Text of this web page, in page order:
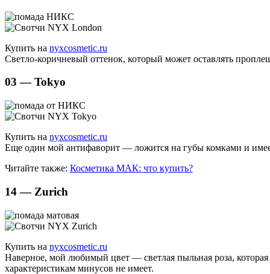
Купить на nyxcosmetic.ru
Светло-коричневый оттенок, который может оставлять
03 — Tokyo
Купить на nyxcosmetic.ru
Еще один мой антифаворит — ложится на губы комками и
Читайте также: Косметика МАК: что купить?
14 — Zurich
Купить на nyxcosmetic.ru
Наверное, мой любимый цвет — светлая пыльная роза,
характеристикам минусов не имеет.